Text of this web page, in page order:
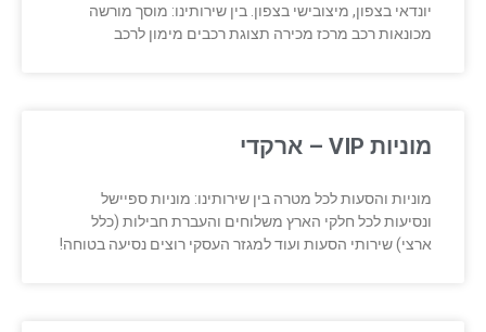
יונדאי בצפון, מיצובישי בצפון. בין שירותינו: מוסך מורשה
מכונאות רכב מרכז מכירה תצוגת רכבים מימון לרכב
מוניות VIP – ארקדי
מוניות והסעות לכל מטרה בין שירותינו: מוניות ספיישל
ונסיעות לכל חלקי הארץ משלוחים והעברת חבילות (כלל
ארצי) שירותי הסעות ועוד למגזר העסקי רוצים נסיעה בטוחה!